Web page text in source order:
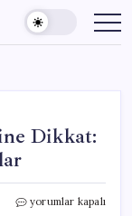
Dikkat:
Gıdalardaki
yorumlar kapalı